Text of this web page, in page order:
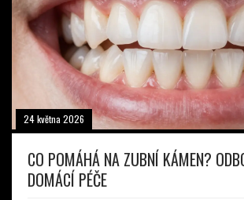
24 května 2026
CO POMÁHÁ NA ZUBNÍ KÁMEN?
DOMÁCÍ PÉČE